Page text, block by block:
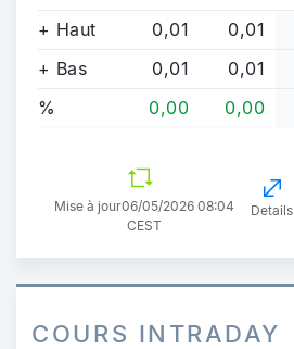
+ Haut 0,01 0,01
+ Bas
0,01 0,01
%
0,00 0,00
Mise à jour06/05/2026 08:04
CEST
Details
COURS INTRADAY